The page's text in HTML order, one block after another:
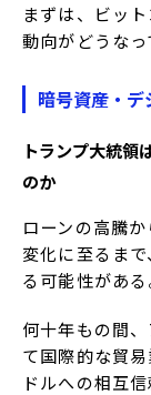
まずは、ビッ
動向がどうなっ
暗号資産・
トランプ大統領
のか
ローンの高騰
変化に至るま
る可能性がある
何十年もの間
て国際的な貿
ドルへの相互